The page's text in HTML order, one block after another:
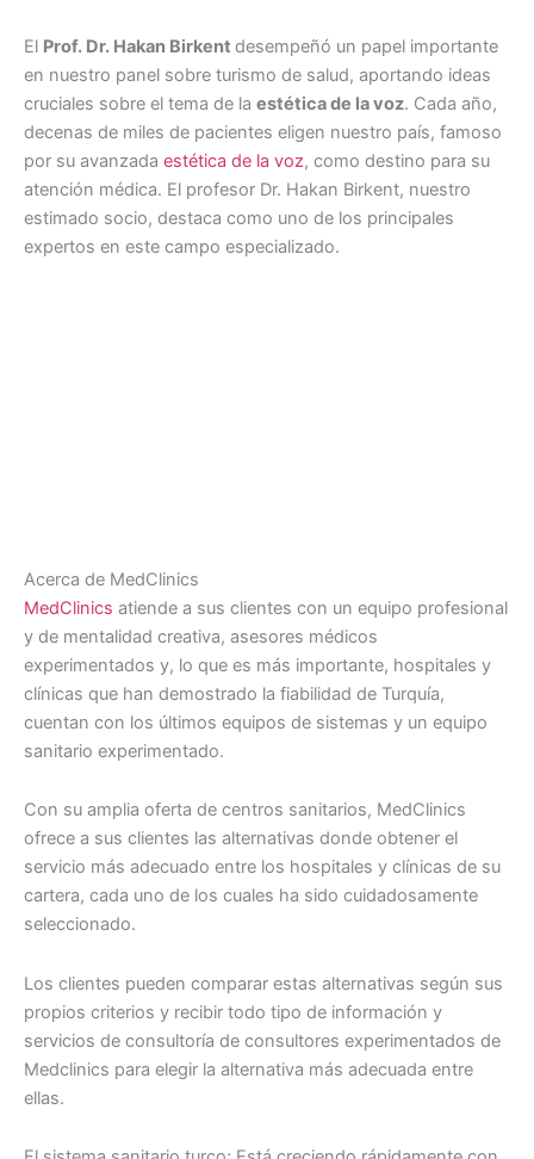
El Prof. Dr. Hakan Birkent desempeñó un papel importante
en nuestro panel sobre turismo de salud, aportando ideas
cruciales sobre el tema de la estética de la voz. Cada año,
decenas de miles de pacientes eligen nuestro país, famoso
por su avanzada estética de la voz, como destino para su
atención médica. El profesor Dr. Hakan Birkent, nuestro
estimado socio, destaca como uno de los principales
expertos en este campo especializado.
Acerca de MedClinics
MedClinics atiende a sus clientes con un equipo profesional
y de mentalidad creativa, asesores médicos
experimentados y, lo que es más importante, hospitales y
clínicas que han demostrado la fiabilidad de Turquía,
cuentan con los últimos equipos de sistemas y un equipo
sanitario experimentado.
Con su amplia oferta de centros sanitarios, MedClinics
ofrece a sus clientes las alternativas donde obtener el
servicio más adecuado entre los hospitales y clínicas de su
cartera, cada uno de los cuales ha sido cuidadosamente
seleccionado.
Los clientes pueden comparar estas alternativas según sus
propios criterios y recibir todo tipo de información y
servicios de consultoría de consultores experimentados de
Medclinics para elegir la alternativa más adecuada entre
ellas.